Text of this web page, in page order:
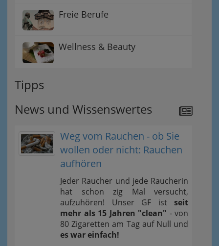
Freie Berufe
Wellness & Beauty
Tipps
News und Wissenswertes
Weg vom Rauchen - ob Sie
wollen oder nicht: Rauchen
aufhören
Jeder Raucher und jede Raucherin
hat schon zig Mal versucht,
aufzuhören! Unser GF ist seit
mehr als 15 Jahren "clean" - von
80 Zigaretten am Tag auf Null und
es war einfach!